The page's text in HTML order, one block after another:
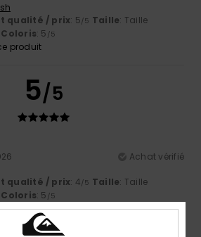
qualité / prix: 5/5 Taille: Taille
Coloris: 5 /5
produit
5/5
Achat vérifié
qualité / prix: 4/5 Taille: Taille
Coloris: 5 /5
produit